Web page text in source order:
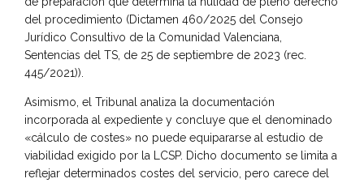
del procedimiento (Dictamen 460/2025 del Consejo
Jurídico Consultivo de la Comunidad Valenciana,
Sentencias del TS, de 25 de septiembre de 2023 (rec.
445/2021)).
Asimismo, el Tribunal analiza la documentación
incorporada al expediente y concluye que el denominado
«cálculo de costes» no puede equipararse al estudio de
viabilidad exigido por la LCSP. Dicho documento se limita a
reflejar determinados costes del servicio, pero carece del